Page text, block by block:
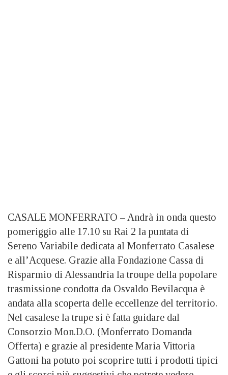
CASALE MONFERRATO – Andrà in onda questo
pomeriggio alle 17.10 su Rai 2 la puntata di
Sereno Variabile dedicata al Monferrato Casalese
e all’Acquese. Grazie alla Fondazione Cassa di
Risparmio di Alessandria la troupe della popolare
trasmissione condotta da Osvaldo Bevilacqua è
andata alla scoperta delle eccellenze del territorio.
Nel casalese la trupe si è fatta guidare dal
Consorzio Mon.D.O. (Monferrato Domanda
Offerta) e grazie al presidente Maria Vittoria
Gattoni ha potuto poi scoprire tutti i prodotti tipici